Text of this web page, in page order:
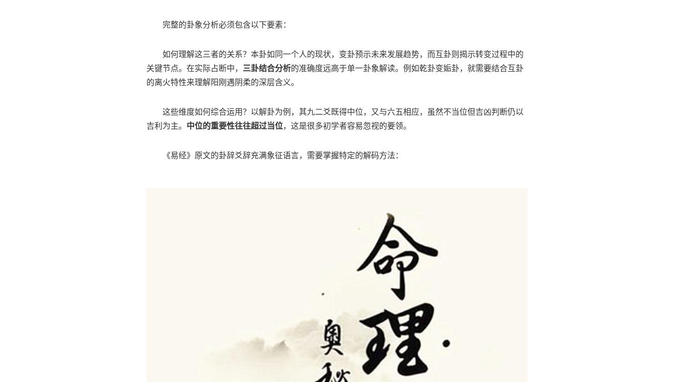
完整的卦象分析必须包含以下要素：
如何理解这三者的关系？本卦如同一个人的现状，变卦预示未来发展趋势，而互卦则揭示转变过程中的
关键节点。在实际占断中， 三卦结合分析的准确度远高于单一卦象解读。例如乾卦变姤卦，就需要结合互卦
的离火特性来理解阳刚遇阴柔的深层含义。
这些维度如何综合运用？以解卦为例，其九二爻既得中位，又与六五相应，虽然不当位但吉凶判断仍以
吉利为主。 中位的重要性往往超过当位，这是很多初学者容易忽视的要领。
《易经》原文的卦辞爻辞充满象征语言，需要掌握特定的解码方法：